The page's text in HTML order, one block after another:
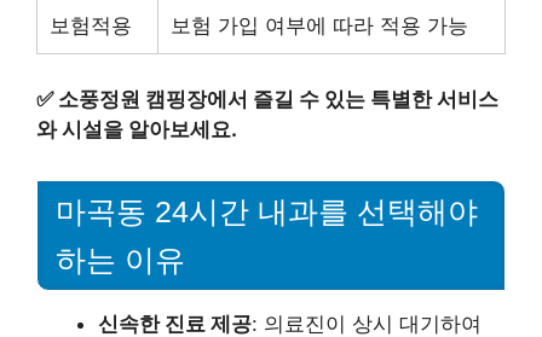
보험적용 보험 가입 여부에 따라 적용 가능
✅ 소풍정원 캠핑장에서 즐길 수 있는 특별한 서비스
와 시설을 알아보세요.
마곡동 24시간 내과를 선택해야
하는 이유
신속한 진료 제공: 의료진이 상시 대기하여